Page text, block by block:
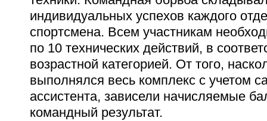
индивидуальных успехов каждого
спортсмена. Всем участникам
по 10 технических действий, в
возрастной категорией. От того,
выполнялся весь комплекс с учетом
ассистента, зависели начисляемые
командный результат.